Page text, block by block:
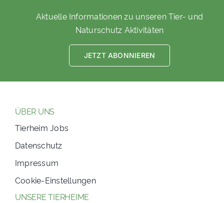
Aktuelle Informationen zu unseren Tier- und
Naturschutz Aktivitäten
JETZT ABONNIEREN
ÜBER UNS
Tierheim Jobs
Datenschutz
Impressum
Cookie-Einstellungen
UNSERE TIERHEIME